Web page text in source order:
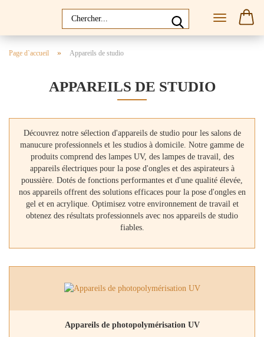
Page d`accueil » Appareils de studio
APPAREILS DE STUDIO
Découvrez notre sélection d'appareils de studio pour les salons de
manucure professionnels et les studios à domicile. Notre gamme de
produits comprend des lampes UV, des lampes de travail, des
appareils électriques pour la pose d'ongles et des aspirateurs à
poussière. Dotés de fonctions performantes et d'une qualité élevée,
nos appareils offrent des solutions efficaces pour la pose d'ongles en
gel et en acrylique. Optimisez votre environnement de travail et
obtenez des résultats professionnels avec nos appareils de studio
fiables.
Appareils de photopolymérisation UV